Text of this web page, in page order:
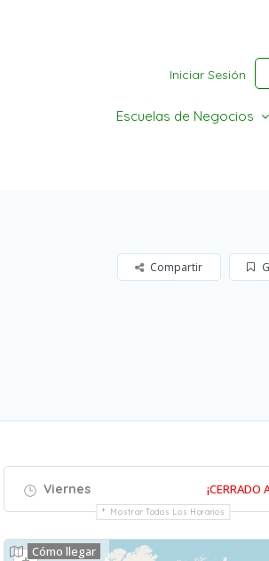
Iniciar Sesión
Escuelas de Negocios
Compartir
Viernes ¡CERRADO
Mostrar Todos Los Horarios
Cómo llegar